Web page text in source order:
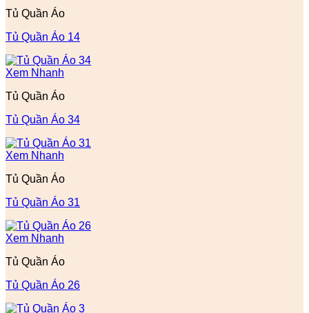
Tủ Quần Áo
Tủ Quần Áo 14
Xem Nhanh
Tủ Quần Áo
Tủ Quần Áo 34
Xem Nhanh
Tủ Quần Áo
Tủ Quần Áo 31
Xem Nhanh
Tủ Quần Áo
Tủ Quần Áo 26